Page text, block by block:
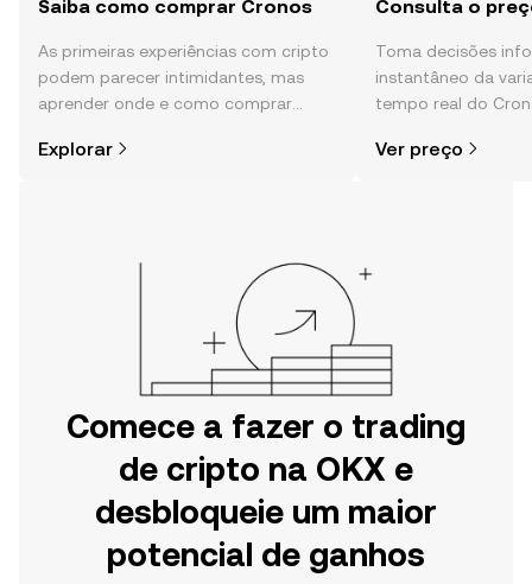
Saiba como comprar Cronos
As primeiras experiências com cripto
podem parecer intimidantes, mas
aprender onde e como comprar
Começa a tua viagem na aplicação
Explorar
Consulta o
Toma decisões
instantâneo da
tempo real do
Ver preço
Comece a fazer o trading
de cripto na OKX e
desbloqueie um maior
potencial de ganhos